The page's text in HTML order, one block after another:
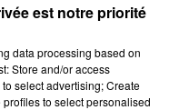
d’éviter les
de mer ou en
les objets qui
de crise est mise en
est notre priorité
data processing based on
Store and/or access
select advertising; Create
to select personalised